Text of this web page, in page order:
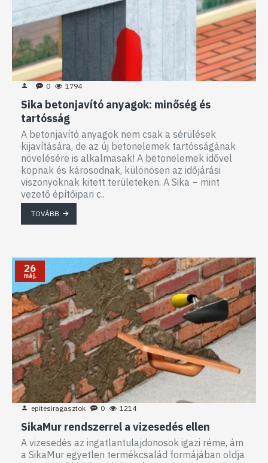
0 1794
Sika betonjavító anyagok: minőség és
tartósság
A betonjavító anyagok nem csak a sérülések
kijavítására, de az új betonelemek tartósságának
növelésére is alkalmasak! A betonelemek idővel
kopnak és károsodnak, különösen az időjárási
viszonyoknak kitett területeken. A Sika – mint
vezető építőipari c..
TOVÁBB
26
máj.
epitesiragasztok 0 1214
SikaMur rendszerrel a vizesedés ellen
A vizesedés az ingatlantulajdonosok igazi réme, ám
a SikaMur egyetlen termékcsalád formájában oldja